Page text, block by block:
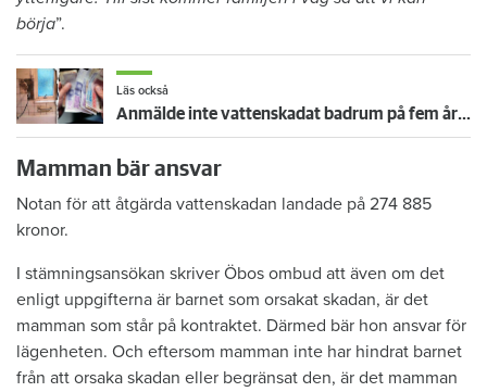
börja”.
Läs också
Anmälde inte vattenskadat badrum på fem år – krävs på 125 000 kronor
Mamman bär ansvar
Notan för att åtgärda vattenskadan landade på 274 885
kronor.
I stämningsansökan skriver Öbos ombud att även om det
enligt uppgifterna är barnet som orsakat skadan, är det
mamman som står på kontraktet. Därmed bär hon ansvar för
lägenheten. Och eftersom mamman inte har hindrat barnet
från att orsaka skadan eller begränsat den, är det mamman